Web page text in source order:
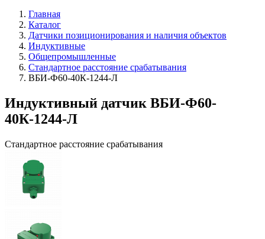
Главная
Каталог
Датчики позиционирования и наличия объектов
Индуктивные
Общепромышленные
Стандартное расстояние срабатывания
ВБИ-Ф60-40К-1244-Л
Индуктивный датчик ВБИ-Ф60-
40К-1244-Л
Стандартное расстояние срабатывания